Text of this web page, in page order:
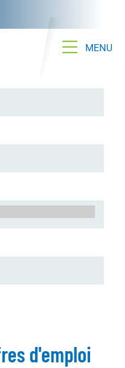
Toggle
MENU
d'emploi